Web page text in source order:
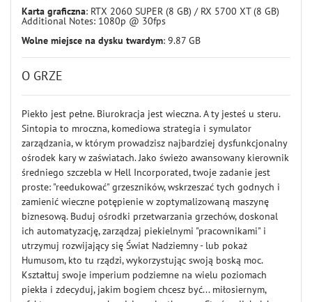
Karta graficzna: RTX 2060 SUPER (8 GB) / RX 5700 XT (8 GB)
Additional Notes: 1080p @ 30fps
Wolne miejsce na dysku twardym: 9.87 GB
O GRZE
Piekło jest pełne. Biurokracja jest wieczna. A ty jesteś u steru.
Sintopia to mroczna, komediowa strategia i symulator
zarządzania, w którym prowadzisz najbardziej dysfunkcjonalny
ośrodek kary w zaświatach. Jako świeżo awansowany kierownik
średniego szczebla w Hell Incorporated, twoje zadanie jest
proste: "reedukować" grzeszników, wskrzeszać tych godnych i
zamienić wieczne potępienie w zoptymalizowaną maszynę
biznesową. Buduj ośrodki przetwarzania grzechów, doskonal
ich automatyzację, zarządzaj piekielnymi "pracownikami" i
utrzymuj rozwijający się Świat Nadziemny - lub pokaż
Humusom, kto tu rządzi, wykorzystując swoją boską moc.
Kształtuj swoje imperium podziemne na wielu poziomach
piekła i zdecyduj, jakim bogiem chcesz być... miłosiernym,